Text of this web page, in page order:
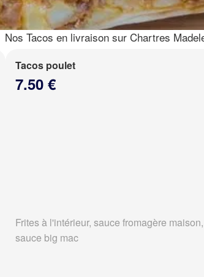
Nos Tacos en livraison sur Chartres
Tacos poulet
7.50 €
Frites à l'intérieur, sauce fromagère maison,
sauce big mac